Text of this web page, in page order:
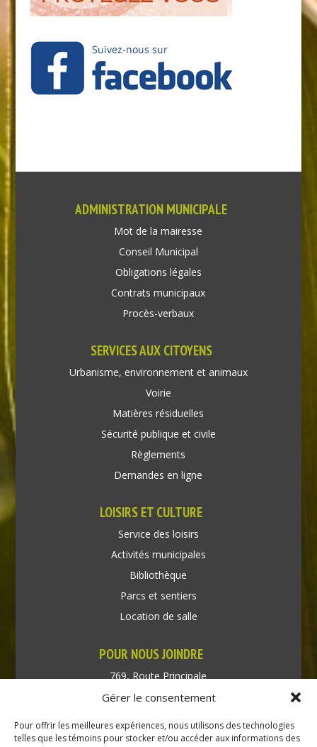
Gérer le consentement
Pour offrir les meilleures expériences, nous utilisons des technologies
telles que les témoins pour stocker et/ou accéder aux informations des
ADMINISTRATION MUNICIPALE
Mot de la mairesse
Conseil Municipal
Obligations légales
Contrats municipaux
Procès-verbaux
SERVICES AUX CITOYENS
Urbanisme, environnement et animaux
Voirie
Matières résiduelles
Sécurité publique et civile
Règlements
Demandes en ligne
LOISIRS ET CULTURE
Service des loisirs
Activités municipales
Bibliothèque
Parcs et sentiers
Location de salle
POUR NOUS JOINDRE
769, Route Principale
Très-Saint-Rédempteur
Téléphone : (450) 451-5203